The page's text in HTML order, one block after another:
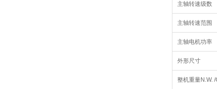
主轴转速级数
主轴转速范围
主轴电机功率
外形尺寸
整机重量N.W. /